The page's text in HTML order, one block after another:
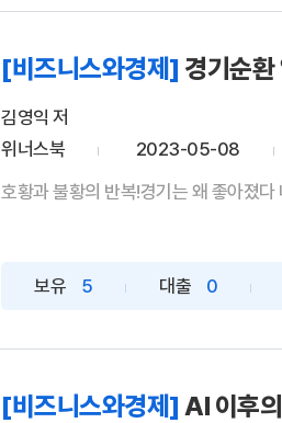
[비즈니스와경제] 경기순환
김영익 저
위너스북
2023-05-08
호황과 불황의 반복!경기는 왜 좋아졌다
보유 5 대출 0
[비즈니스와경제] AI 이후